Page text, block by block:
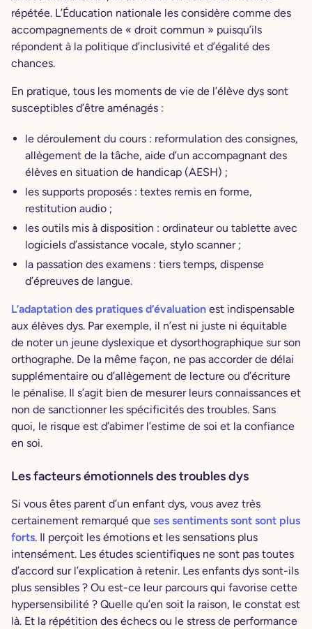
répétée. L’Éducation nationale les considère comme des
accompagnements de « droit commun » puisqu’ils
répondent à la politique d’inclusivité et d’égalité des
chances.
En pratique, tous les moments de vie de l’élève dys sont
susceptibles d’être aménagés :
le déroulement du cours : reformulation des consignes,
allègement de la tâche, aide d’un accompagnant des
élèves en situation de handicap (AESH) ;
les supports proposés : textes remis en forme,
restitution audio ;
les outils mis à disposition : ordinateur ou tablette avec
logiciels d’assistance vocale, stylo scanner ;
la passation des examens : tiers temps, dispense
d’épreuves de langue.
L’adaptation des pratiques d’évaluation est indispensable
aux élèves dys. Par exemple, il n’est ni juste ni équitable
de noter un jeune dyslexique et dysorthographique sur son
orthographe. De la même façon, ne pas accorder de délai
supplémentaire ou d’allègement de lecture ou d’écriture
le pénalise. Il s’agit bien de mesurer leurs connaissances et
non de sanctionner les spécificités des troubles. Sans
quoi, le risque est d’abimer l’estime de soi et la confiance
en soi.
Les facteurs émotionnels des troubles dys
Si vous êtes parent d’un enfant dys, vous avez très
certainement remarqué que ses sentiments sont sont plus
forts. Il perçoit les émotions et les sensations plus
intensément. Les études scientifiques ne sont pas toutes
d’accord sur l’explication à retenir. Les enfants dys sont-ils
plus sensibles ? Ou est-ce leur parcours qui favorise cette
hypersensibilité ? Quelle qu’en soit la raison, le constat est
là. Et la répétition des échecs ou le stress de performance